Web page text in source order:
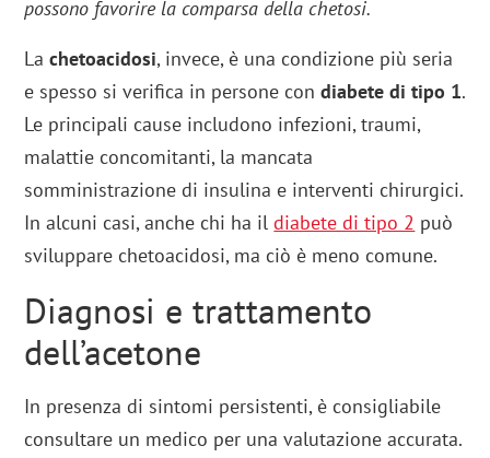
possono favorire la comparsa della chetosi.
Lachetoacidosi, invece, è una condizione più seria
e spesso si verifica in persone condiabete di tipo 1.
Le principali cause includono infezioni, traumi,
malattie concomitanti, la mancata
somministrazione di insulina e interventi chirurgici.
In alcuni casi, anche chi ha ildiabete di tipo 2 può
sviluppare chetoacidosi, ma ciò è meno comune.
Diagnosi e trattamento
dell’acetone
In presenza di sintomi persistenti, è consigliabile
consultare un medico per una valutazione accurata.